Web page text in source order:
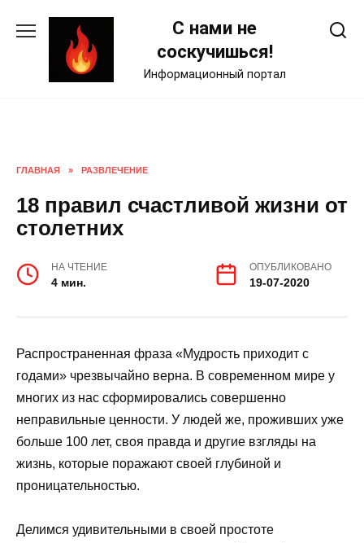
С нами не
соскучишься!
Информационный портал
ГЛАВНАЯ » РАЗВЛЕЧЕНИЕ
18 правил счастливой жизни от
столетних
НА ЧТЕНИЕ
4 мин.
ОПУБЛИКОВАНО
19-07-2020
Распространенная фраза «Мудрость приходит с
годами» чрезвычайно верна. В современном мире у
многих из нас сформировались совершенно
неправильные ценности. У людей же, проживших уже
больше 100 лет, своя правда и другие взгляды на
жизнь, которые поражают своей глубиной и
проницательностью.
Делимся удивительными в своей простоте